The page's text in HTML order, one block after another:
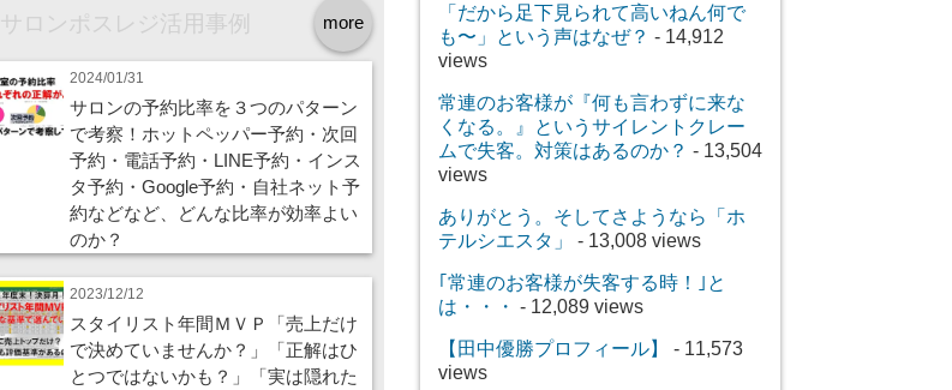
more
サロンポスレジ活用事例
2024/01/31
サロンの予約比率を３つのパターン
で考察！ホットペッパー予約・次回
予約・電話予約・LINE予約・インス
タ予約・Google予約・自社ネット予
約などなど、どんな比率が効率よい
のか？
2023/12/12
スタイリスト年間ＭＶＰ「売上だけ
で決めていませんか？」「正解はひ
とつではないかも？」「実は隠れた
「だから足下見られて高いねん何で
も〜」という声はなぜ？ - 14,912
views
常連のお客様が『何も言わずに来な
くなる。』というサイレントクレー
ムで失客。対策はあるのか？ - 13,504
views
ありがとう。そしてさようなら「ホ
テルシエスタ」
- 13,008 views
｢常連のお客様が失客する時！｣と
は・・・ - 12,089 views
【田中優勝プロフィール】
- 11,573
views